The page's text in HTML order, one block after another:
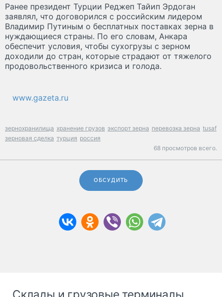
Ранее президент Турции Реджеп Тайип Эрдоган
заявлял, что договорился с российским лидером
Владимир Путиным о бесплатных поставках зерна в
нуждающиеся страны. По его словам, Анкара
обеспечит условия, чтобы сухогрузы с зерном
доходили до стран, которые страдают от тяжелого
продовольственного кризиса и голода.
www.gazeta.ru
зернохранилища хранение грузов экспорт зерна перевозка зерна tusaf
зерновая сделка турция россия
68 просмотров всего.
ОБСУДИТЬ